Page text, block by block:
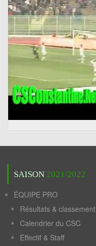
SAISON 2021/2022
ÉQUIPE PRO
Résultats & classement
Calendrier du CSC
Effectif & Staff